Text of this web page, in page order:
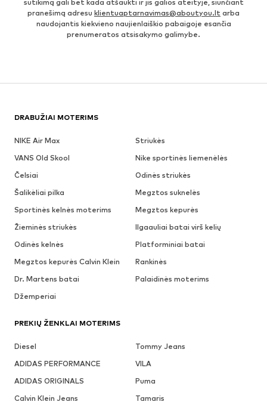
sutikimą gali bet kada atšaukti ir jis galios ateityje, siunčiant
pranešimą adresu klientuaptarnavimas@aboutyou.lt arba
naudojantis kiekvieno naujienlaiškio pabaigoje esančia
prenumeratos atsisakymo galimybe.
DRABUŽIAI MOTERIMS
NIKE Air Max
Striukės
VANS Old Skool
Nike sportinės liemenėlės
Čelsiai
Odinės striukės
Šalikėliai pilka
Megztos suknelės
Sportinės kelnės moterims
Megztos kepurės
Žieminės striukės
Ilgaauliai batai virš kelių
Odinės kelnės
Platforminiai batai
Megztos kepurės Calvin Klein
Rankinės
Dr. Martens batai
Palaidinės moterims
Džemperiai
PREKIŲ ŽENKLAI MOTERIMS
Diesel
Tommy Jeans
ADIDAS PERFORMANCE
VILA
ADIDAS ORIGINALS
Puma
Calvin Klein Jeans
Tamaris